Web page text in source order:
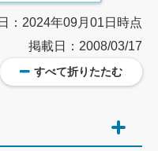
：2024年09月01日時点
掲載日：2008/03/17
すべて折りたたむ